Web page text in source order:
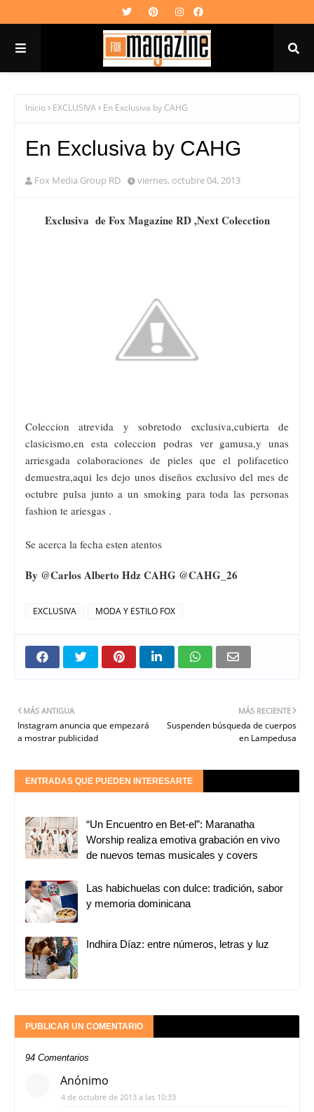
Inicio EXCLUSIVA En Exclusiva by CAHG
En Exclusiva by CAHG
Fox Media Group RD viernes, octubre 04, 2013
Exclusiva de Fox Magazine RD ,Next Colecction
Coleccion atrevida y sobretodo exclusiva,cubierta de
clasicismo,en esta coleccion podras ver gamusa,y unas
arriesgada colaboraciones de pieles que el polifacetico
demuestra,aqui les dejo unos diseños exclusivo del mes de
octubre pulsa junto a un smoking para toda las personas
fashion te ariesgas .
Se acerca la fecha esten atentos
By @Carlos Alberto Hdz CAHG @CAHG_26
EXCLUSIVA MODA Y ESTILO FOX
MÁS RECIENTE
Suspenden búsqueda de cuerpos
en Lampedusa
MÁS ANTIGUA
Instagram anuncia que empezará
a mostrar publicidad
ENTRADAS QUE PUEDEN INTERESARTE
“Un Encuentro en Bet-el”: Maranatha
Worship realiza emotiva grabación en vivo
de nuevos temas musicales y covers
Las habichuelas con dulce: tradición, sabor
y memoria dominicana
Indhira Díaz: entre números, letras y luz
PUBLICAR UN COMENTARIO
94 Comentarios
Anónimo
4 de octubre de 2013 a las 10:33